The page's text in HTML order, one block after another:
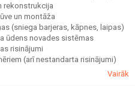
rekonstrukcija
un montāža
(sniega barjeras, kāpnes, laipas)
ūdens novades sistēmas
risinājumi
(arī nestandarta risinājumi)
Vairāk